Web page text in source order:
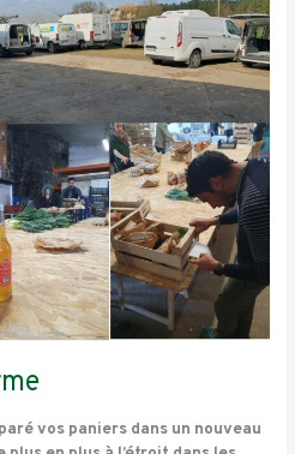
vos paniers dans un nouveau